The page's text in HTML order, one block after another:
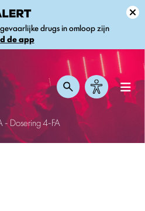
drugs in omloop zijn
de app
-Dosering 4-FA